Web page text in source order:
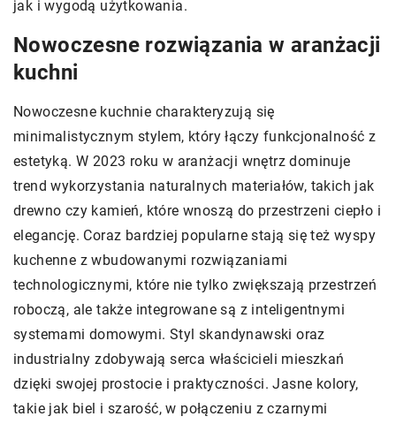
jak i wygodą użytkowania.
Nowoczesne rozwiązania w aranżacji
kuchni
Nowoczesne kuchnie charakteryzują się
minimalistycznym stylem, który łączy funkcjonalność z
estetyką. W 2023 roku w aranżacji wnętrz dominuje
trend wykorzystania naturalnych materiałów, takich jak
drewno czy kamień, które wnoszą do przestrzeni ciepło i
elegancję. Coraz bardziej popularne stają się też wyspy
kuchenne z wbudowanymi rozwiązaniami
technologicznymi, które nie tylko zwiększają przestrzeń
roboczą, ale także integrowane są z inteligentnymi
systemami domowymi. Styl skandynawski oraz
industrialny zdobywają serca właścicieli mieszkań
dzięki swojej prostocie i praktyczności. Jasne kolory,
takie jak biel i szarość, w połączeniu z czarnymi